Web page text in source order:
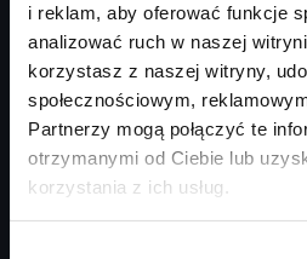
i reklam, aby oferować funkcje
analizować ruch w naszej
korzystasz z naszej witryny,
społecznościowym,
Partnerzy mogą połączyć te
otrzymanymi od Ciebie lub
korzystania z ich usług.
Rok produkcji2025
Moc silnika KM
Typ paliwadiesel
Typ nadwoziaSUV
SalonAudi Centrum Gdańsk
304 180 zł